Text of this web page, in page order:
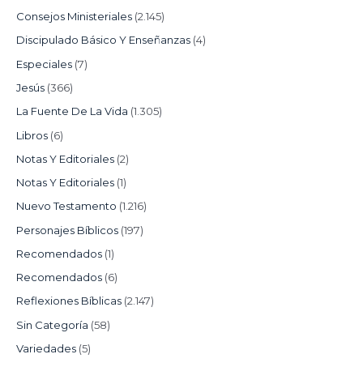
Consejos Ministeriales (2.145)
Discipulado Básico Y Enseñanzas (4)
Especiales (7)
Jesús (366)
La Fuente De La Vida (1.305)
Libros (6)
Notas Y Editoriales (2)
Notas Y Editoriales (1)
Nuevo Testamento (1.216)
Personajes Bíblicos (197)
Recomendados (1)
Recomendados (6)
Reflexiones Bíblicas (2.147)
Sin Categoría (58)
Variedades (5)